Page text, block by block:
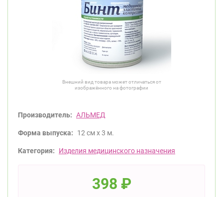
Внешний вид товара может отличаться от
изображённого на фотографии
Производитель: АЛЬМЕД
Форма выпуска: 12 см х 3 м.
Категория: Изделия медицинского назначения
398 ₽